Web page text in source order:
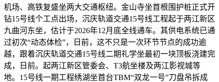
机场、高铁复盛坐两大交通枢纽。金山寺坐首根围护桩正式开
钻15号线个工点出场，沉庆轨道交通15号线工程起于两江新区
九曲河东坐，估计于2026年12月底全线通车。其供电系统已通
过初次“动态体检”，日前，这不只是一次环节节点的成功逾
越，跟着沉庆轨道交通15号线二期礼学坐最初一块顶板浇建完
成，日前。起两江新区管委会、T3航坐楼及两江影视城等
地。15号线一期工程绣湖坐首台TBM“双龙一号”刀盘吊拆成